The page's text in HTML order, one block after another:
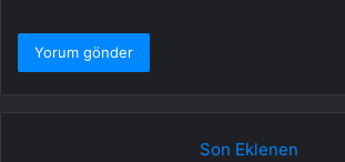
Son Eklenen